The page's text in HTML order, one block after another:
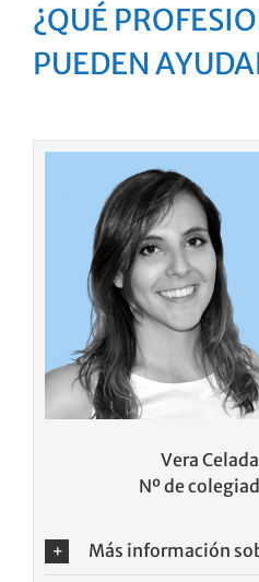
¿QUÉ
PUEDEN
Vera
Nº de
Más información